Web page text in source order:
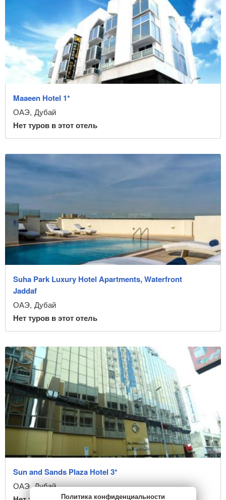
Maaeen Hotel 1*
ОАЭ, Дубай
Нет туров в этот отель
Suha Park Luxury Hotel Apartments, Waterfront
Jaddaf
ОАЭ, Дубай
Нет туров в этот отель
Sun and Sands Plaza Hotel 3*
ОАЭ, Дубай
Политика конфиденциальности